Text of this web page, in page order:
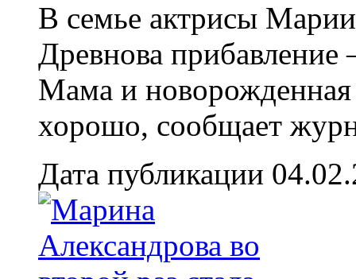
В семье актрисы
Древнова прибавление
Мама и
хорошо, сообщает
Дата публикации